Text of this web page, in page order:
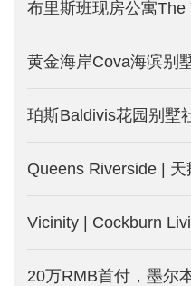
黄金海岸Cova海滨别